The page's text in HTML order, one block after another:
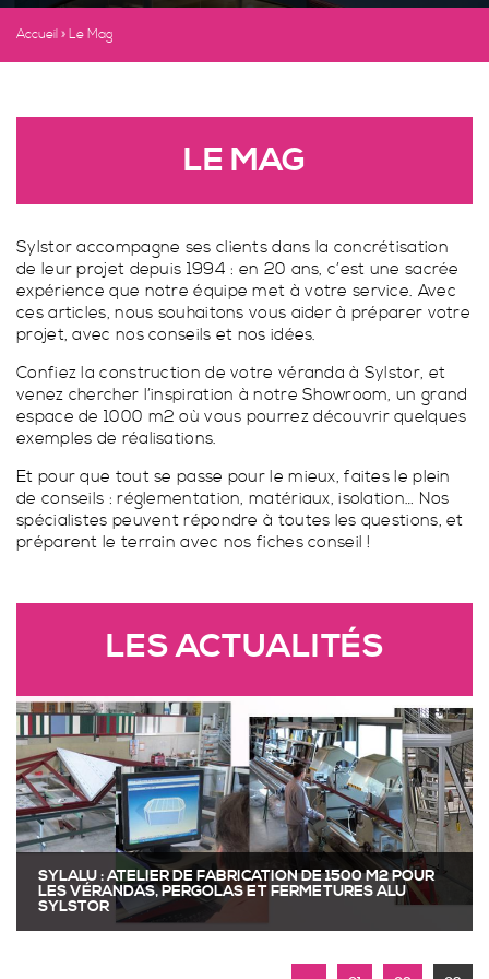
Véranda contemporaine
Créations originales
TOIT PLAT
VÉRANDA TRADITIONNELLES
Pergolas & Pergolounge
Pergola classique
LE PERGOLOUNGE
PERGOLA CONTEMPORAINE
PORTAILS
& GARDE-CORPS
Portails & garde-corps
GARDE-CORPS SUR MESURE
PORTAILS SUR MESURE
& ACCESSOIRES
Stores, volets & accessoires
Stores intérieurs
Stores extérieurs
Volets roulants
STORES EXTÉRIEURS
FERMETURES
Fermetures
Portes Sylstor
Fenêtres et porte fenêtres 2 battants
Porte fenêtre coulissante à 2 vantaux
Fenêtres 2 battants oscillo-battant
Porte fenêtre coulissante à 2 vantaux à galandage
FERMETURES
SPA
Spa à Wittelsheim
Spa parfaitement intégré à Habsheim
Spa Sport
SPA
SPA PARFAITEMENT INTÉGRÉ À HABSHEIM
Demande de devis
Accueil » Le Mag
LE MAG
Sylstor accompagne ses clients dans la concrétisation
de leur projet depuis 1994 : en 20 ans, c’est une sacrée
expérience que notre équipe met à votre service. Avec
ces articles, nous souhaitons vous aider à préparer votre
projet, avec nos conseils et nos idées.
Confiez la construction de votre véranda à Sylstor, et
venez chercher l’inspiration à notre Showroom, un grand
espace de 1000 m2 où vous pourrez découvrir quelques
exemples de réalisations.
Et pour que tout se passe pour le mieux, faites le plein
de conseils : réglementation, matériaux, isolation… Nos
spécialistes peuvent répondre à toutes les questions, et
préparent le terrain avec nos fiches conseil !
LES ACTUALITÉS
SYLALU : ATELIER DE FABRICATION DE 1500 M2 POUR
LES VÉRANDAS, PERGOLAS ET FERMETURES ALU
SYLSTOR